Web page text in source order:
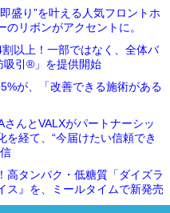
盛り”を叶える人気フロントホ
リボンがアクセントに。
以上！一部ではなく、全体バ
吸引®」を提供開始
が、「改善できる施術がある
さんとVALXがパートナーシッ
経て、“今届けたい信頼でき
高タンパク・低糖質「ダイズラ
ス』を、ミールタイムで新発売